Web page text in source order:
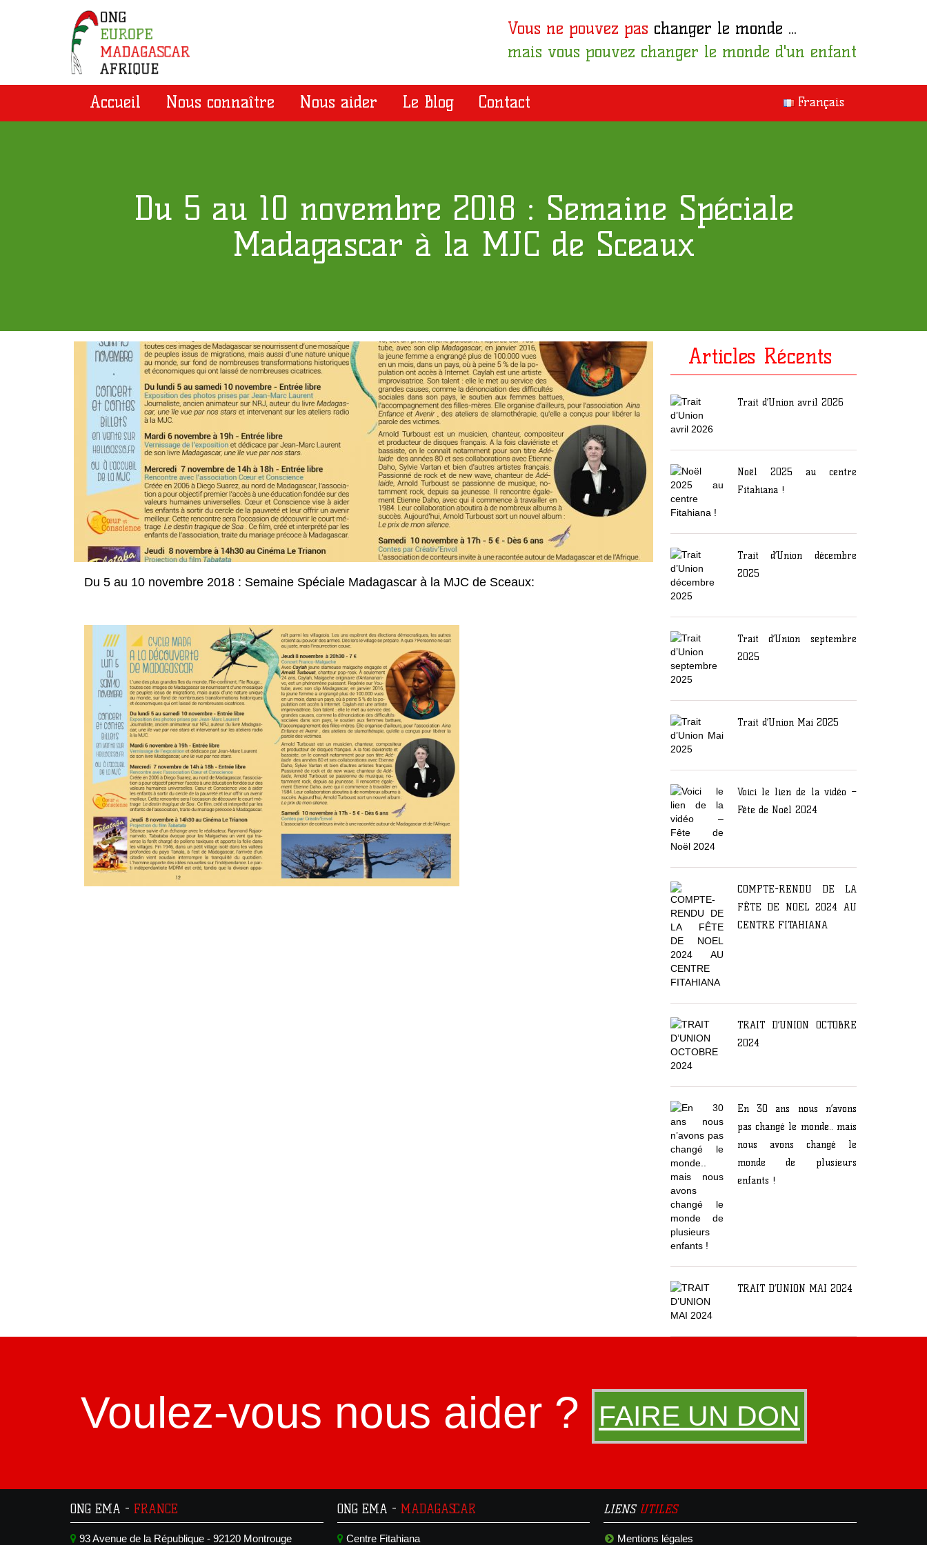
Vous ne pouvez pas changer le monde ...
mais vous pouvez changer le monde d'un enfant
Accueil Nous connaître Nous aider Le Blog Contact Français
Du 5 au 10 novembre 2018 : Semaine Spéciale
Madagascar à la MJC de Sceaux
Du 5 au 10 novembre 2018 : Semaine Spéciale Madagascar à la MJC de Sceaux:
Articles Récents
Trait d’Union avril 2026
Noël 2025 au centre
Fitahiana !
Trait d’Union décembre
2025
Trait d’Union septembre
2025
Trait d’Union Mai 2025
Voici le lien de la vidéo –
Fête de Noël 2024
COMPTE-RENDU DE LA
FÊTE DE NOEL 2024 AU
CENTRE FITAHIANA
TRAIT D’UNION OCTOBRE
2024
En 30 ans nous n’avons
pas changé le monde.. mais
nous avons changé le
monde de plusieurs
enfants !
TRAIT D’UNION MAI 2024
Voulez-vous nous aider ? FAIRE UN DON
ONG EMA - FRANCE
93 Avenue de la République - 92120 Montrouge
ONG EMA - MADAGASCAR
Centre Fitahiana
LIENS UTILES
Mentions légales